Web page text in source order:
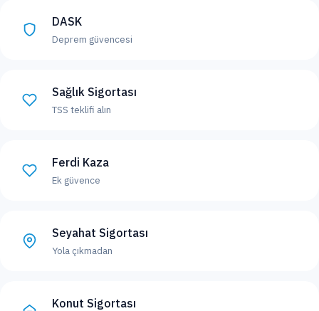
DASK
Deprem güvencesi
Sağlık Sigortası
TSS teklifi alın
Ferdi Kaza
Ek güvence
Seyahat Sigortası
Yola çıkmadan
Konut Sigortası